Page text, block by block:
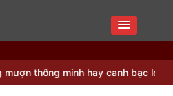
minh hay canh bạc lớn? Bruno